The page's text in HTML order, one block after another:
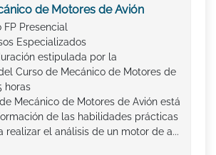
de Motores de Avión
FP Presencial
Especializados
estipulada por la
Curso de Mecánico de Motores de
horas
Mecánico de Motores de Avión está
de las habilidades prácticas
realizar el análisis de un motor de a...